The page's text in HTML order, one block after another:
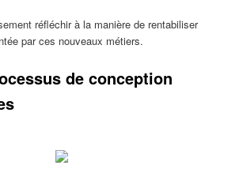
réfléchir à la manière de rentabiliser
par ces nouveaux métiers.
de conception